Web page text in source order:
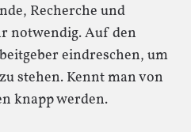
Recherche und
notwendig. Auf den
eindreschen, um
stehen. Kennt man von
knapp werden.